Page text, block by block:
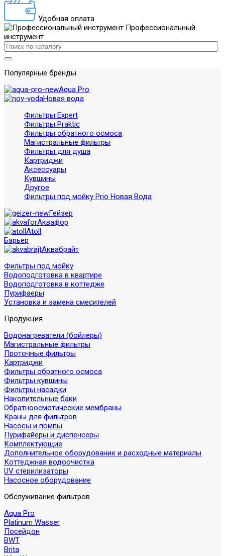
Удобная оплата
Профессиональный
инструмент
Популярные бренды
Aqua Pro
Новая вода
Фильтры Expert
Фильтры Praktic
Фильтры обратного осмоса
Магистральные фильтры
Фильтры для душа
Картриджи
Аксессуары
Кувшины
Другое
Фильтры под мойку Prio Новая Вода
Гейзер
Аквафор
Atoll
Барьер
Аквабрайт
Фильтры под мойку
Водоподготовка в квартире
Водоподготовка в коттедже
Пурифаеры
Установка и замена смесителей
Продукция
Водонагреватели (бойлеры)
Магистральные фильтры
Проточные фильтры
Картриджи
Фильтры обратного осмоса
Фильтры кувшины
Фильтры насадки
Накопительные баки
Обратноосмотические мембраны
Краны для фильтров
Насосы и помпы
Пурифайеры и диспенсеры
Комплектующие
Дополнительное оборудование и расходные материалы
Коттеджная водоочистка
UV стерилизаторы
Насосное оборудование
Обслуживание фильтров
Aqua Pro
Platinum Wasser
Посейдон
BWT
Brita